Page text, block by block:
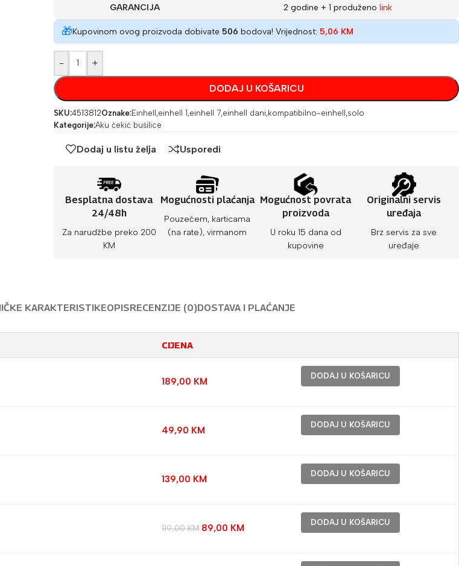
GARANCIJA 2 godine + 1 produženo link
🎁Kupovinom ovog proizvoda dobivate 506 bodova! Vrijednost: 5,06 KM
- +
DODAJ U KOŠARICU
SKU:4513812Oznake:Einhell,einhell 1,einhell 7,einhell dani,kompatibilno-einhell,solo
Kategorije:Aku čekić bušilice
Dodaj u listu želja Usporedi
Besplatna dostava
24/48h
Za narudžbe preko 200
KM
Mogućnosti plaćanja
Pouzećem, karticama
(na rate), virmanom
Mogućnost povrata
proizvoda
U roku 15 dana od
kupovine
Originalni servis
uređaja
Brz servis za sve
uređaje
KARAKTERISTIKEOPISRECENZIJE (0)DOSTAVA I PLAĆANJE
CIJENA
189,00 KM
DODAJ U KOŠARICU
49,90 KM
DODAJ U KOŠARICU
139,00 KM
DODAJ U KOŠARICU
119,00KM 89,00 KM
DODAJ U KOŠARICU